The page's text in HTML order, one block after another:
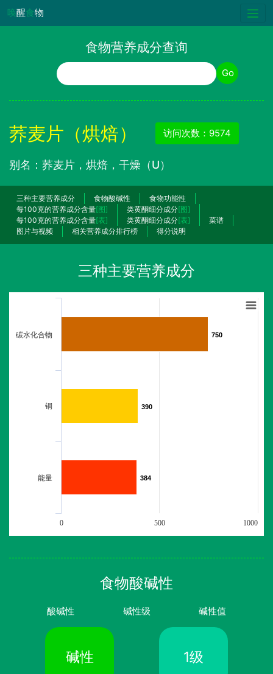
唤醒食物
食物营养成分查询
食物名称 Go
荞麦片（烘焙） 访问次数：9574
别名：荞麦片，烘焙，干燥（U）
三种主要营养成分 食物酸碱性
食物功能性
每100克的营养成分含量[图] 类黄酮细分成分[图]
每100克的营养成分含量[表] 类黄酮细分成分[表]
菜谱
图片与视频
相关营养成分排行榜 得分说明
三种主要营养成分
750
750
390
390
384
384
碳水化合物
铜
能量
0 500 1000
食物酸碱性
酸碱性 碱性级 碱性值
碱性 1级